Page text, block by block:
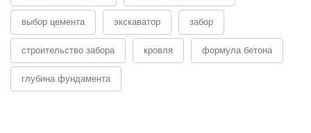
выбор цемента экскаватор забор
строительство забора кровля формула бетона
глубина фундамента